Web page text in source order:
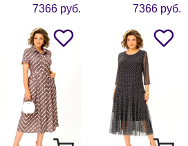
7366 руб.
7366 руб.